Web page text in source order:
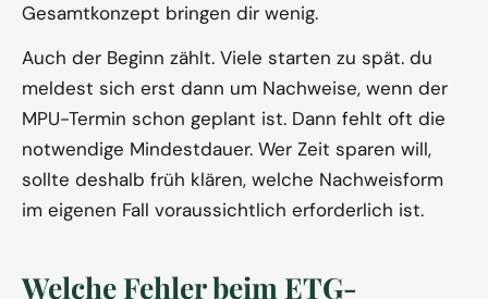
Gesamtkonzept bringen dir wenig.
Auch der Beginn zählt. Viele starten zu spät. du
meldest sich erst dann um Nachweise, wenn der
MPU-Termin schon geplant ist. Dann fehlt oft die
notwendige Mindestdauer. Wer Zeit sparen will,
sollte deshalb früh klären, welche Nachweisform
im eigenen Fall voraussichtlich erforderlich ist.
Welche Fehler beim ETG-